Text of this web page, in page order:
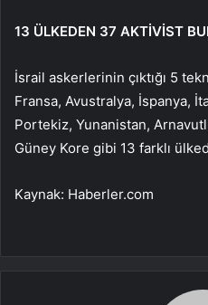
13 ÜLKEDEN 37 AKTİVİST
İsrail askerlerinin çıktığı 5
Fransa, Avustralya, İspanya,
Portekiz, Yunanistan,
Güney Kore gibi 13 farklı
Kaynak: Haberler.com